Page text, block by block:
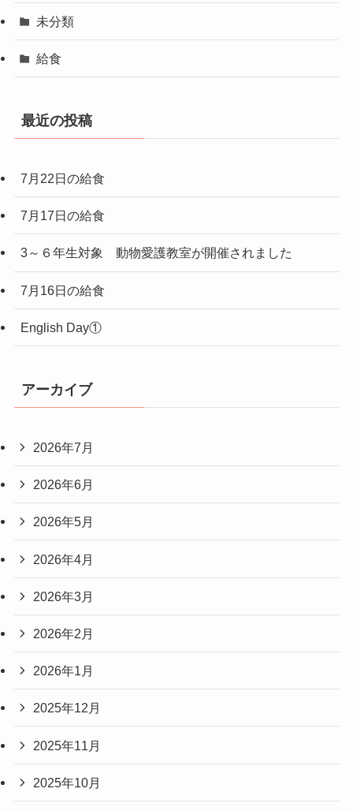
未分類
給食
最近の投稿
7月22日の給食
7月17日の給食
3～６年生対象 動物愛護教室が開催されました
7月16日の給食
English Day①
アーカイブ
2026年7月
2026年6月
2026年5月
2026年4月
2026年3月
2026年2月
2026年1月
2025年12月
2025年11月
2025年10月